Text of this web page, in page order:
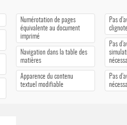
Numérotation de pages
équivalente au document
imprimé
Navigation dans la table des
matières
Apparence du contenu
textuel modifiable
Pas
Pas
Pas